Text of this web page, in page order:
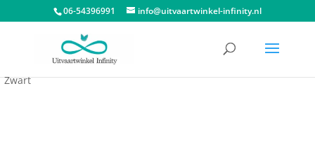
06-54396991 info@uitvaartwinkel-infinity.nl
Dieren urnen/Urn huisdier
Zwart